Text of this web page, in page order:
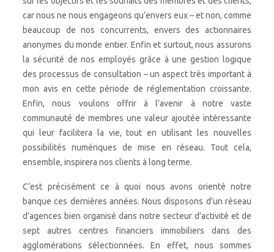
car nous ne nous engageons qu’envers eux – et non, comme
beaucoup de nos concurrents, envers des actionnaires
anonymes du monde entier. Enfin et surtout, nous assurons
la sécurité de nos employés grâce à une gestion logique
des processus de consultation – un aspect très important à
mon avis en cette période de réglementation croissante.
Enfin, nous voulons offrir à l’avenir à notre vaste
communauté de membres une valeur ajoutée intéressante
qui leur facilitera la vie, tout en utilisant les nouvelles
possibilités numériques de mise en réseau. Tout cela,
ensemble, inspirera nos clients à long terme.
C’est précisément ce à quoi nous avons orienté notre
banque ces dernières années. Nous disposons d’un réseau
d’agences bien organisé dans notre secteur d’activité et de
sept autres centres financiers immobiliers dans des
agglomérations sélectionnées. En effet, nous sommes